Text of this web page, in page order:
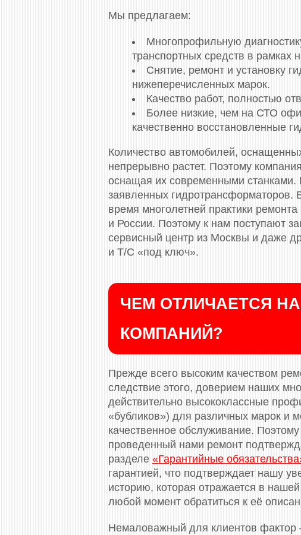
Мы предлагаем:
Многопрофильную
транспортных средств в рамках
Снятие, ремонт и установку
нижеперечисленных марок.
Качество работ, полностью
Более низкие, чем на СТО
качественно восстановленные
Количество автомобилей,
непрерывно растет. Поэтому
оснащая их современными
заявленных гидротрансформаторов.
время многолетней практики
и России. Поэтому к нам поступают
сервисный центр из Москвы и даже
и Т/С «под ключ».
ЧЕМ ОТЛИЧАЕТСЯ
КОМПАНИЙ?
Прежде всего высоким качеством
следствие этого, доверием наших
действительно высококлассные
«бубликов») для различных марок и
качественное обслуживание.
проведенный нами ремонт
разделе «Гарантийные
гарантией, что подтверждает нашу
историю, которая отражается в
любой момент обратиться к её
Немаловажный для клиентов фактор